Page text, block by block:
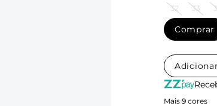
32 33
Comprar
Mais 9 cores